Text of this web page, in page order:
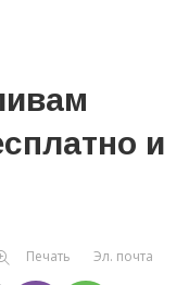
и
Печать Эл. почта